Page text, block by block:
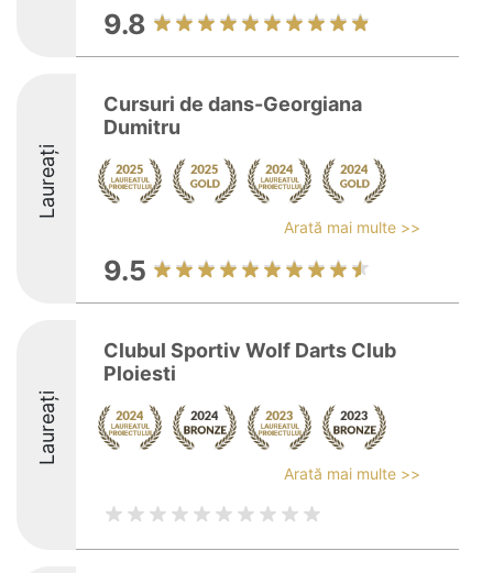
9.8
Laureați
Cursuri de dans-Georgiana
Dumitru
Arată mai multe >>
9.5
Laureați
Clubul Sportiv Wolf Darts Club
Ploiesti
Arată mai multe >>